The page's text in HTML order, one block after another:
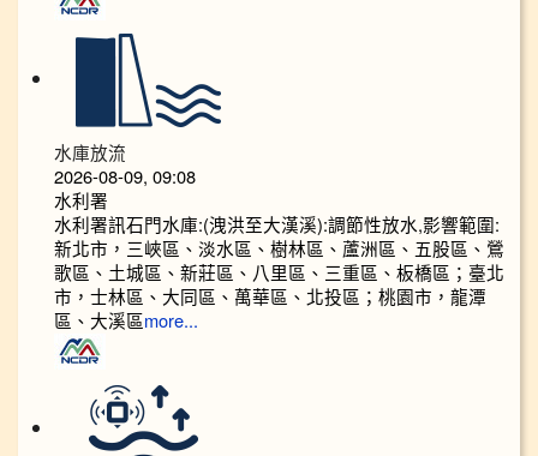
水庫放流
2026-08-09, 09:08
水利署
水利署訊石門水庫:(洩洪至大漢溪):調節性放水,影響範圍:
新北市，三峽區、淡水區、樹林區、蘆洲區、五股區、鶯
歌區、土城區、新莊區、八里區、三重區、板橋區；臺北
市，士林區、大同區、萬華區、北投區；桃園市，龍潭
區、大溪區more...